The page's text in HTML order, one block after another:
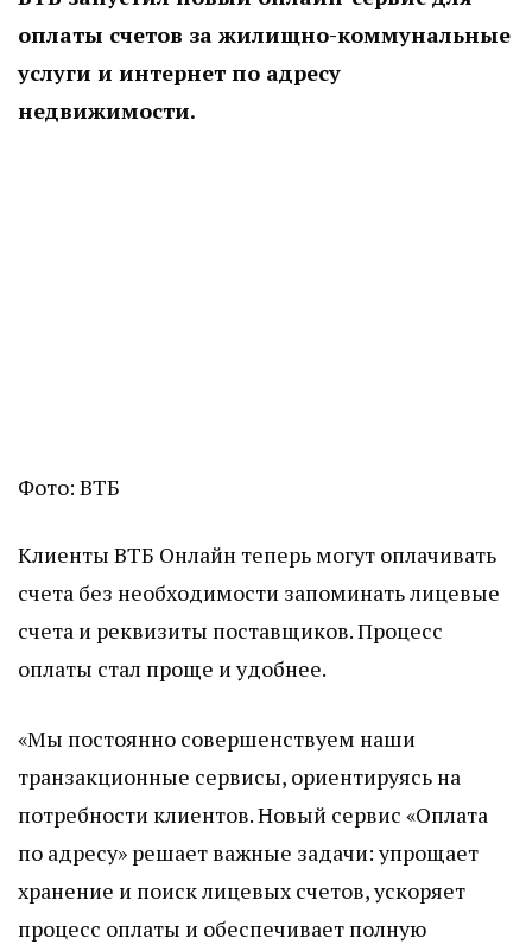
оплаты счетов за жилищно-коммунальные
услуги и интернет по адресу
недвижимости.
Фото: ВТБ
Клиенты ВТБ Онлайн теперь могут оплачивать
счета без необходимости запоминать лицевые
счета и реквизиты поставщиков. Процесс
оплаты стал проще и удобнее.
«Мы постоянно совершенствуем наши
транзакционные сервисы, ориентируясь на
потребности клиентов. Новый сервис «Оплата
по адресу» решает важные задачи: упрощает
хранение и поиск лицевых счетов, ускоряет
процесс оплаты и обеспечивает полную